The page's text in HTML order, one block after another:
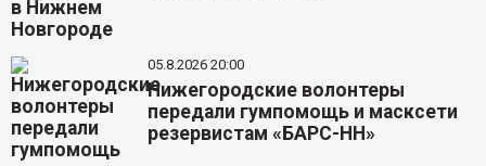
05.8.2026 20:00
Нижегородские волонтеры
передали гумпомощь и масксети
резервистам «БАРС-НН»